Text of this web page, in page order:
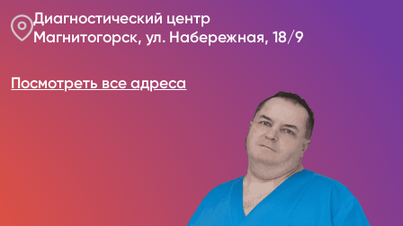
Диагностический центр
Магнитогорск, ул. Набережная, 18/9
Посмотреть все адреса